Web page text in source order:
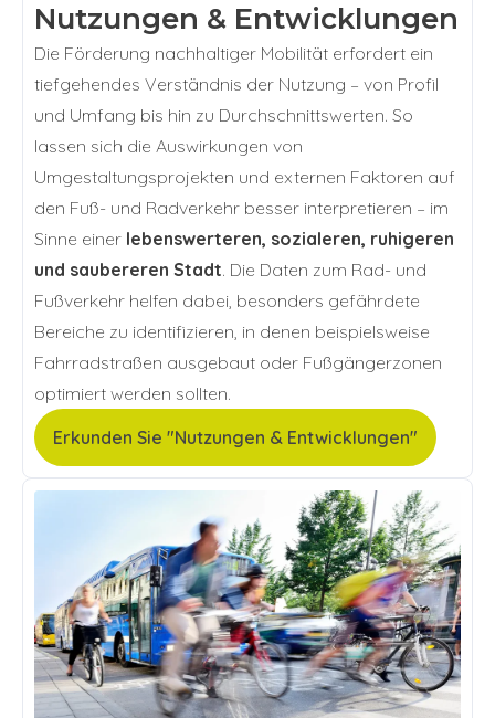
Nutzungen & Entwicklungen
Die Förderung nachhaltiger Mobilität erfordert ein
tiefgehendes Verständnis der Nutzung – von Profil
und Umfang bis hin zu Durchschnittswerten. So
lassen sich die Auswirkungen von
Umgestaltungsprojekten und externen Faktoren auf
den Fuß- und Radverkehr besser interpretieren – im
Sinne einer lebenswerteren, sozialeren, ruhigeren
und saubereren Stadt. Die Daten zum Rad- und
Fußverkehr helfen dabei, besonders gefährdete
Bereiche zu identifizieren, in denen beispielsweise
Fahrradstraßen ausgebaut oder Fußgängerzonen
optimiert werden sollten.
Erkunden Sie "Nutzungen & Entwicklungen"